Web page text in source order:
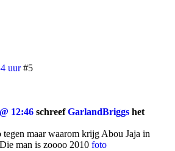
uur #5
12:46 schreefGarlandBriggs het
maar waarom krijg Abou Jaja in
man is zoooo 2010 foto